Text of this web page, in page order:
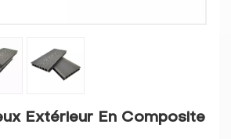
Extérieur En Composite